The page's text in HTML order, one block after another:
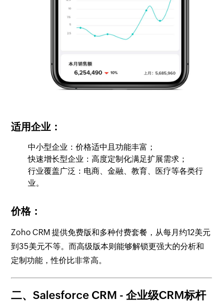
适用企业：
中小型企业：价格适中且功能丰富；
快速增长型企业：高度定制化满足扩展需求；
行业覆盖广泛：电商、金融、教育、医疗等各类行
业。
价格：
Zoho CRM 提供免费版和多种付费套餐，从每月约12美元
到35美元不等。而高级版本则能够解锁更强大的分析和
定制功能，性价比非常高。
二、Salesforce CRM - 企业级CRM标杆